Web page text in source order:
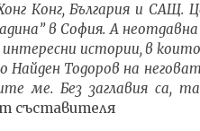
Конг, България и
в София. А
интересни истории, в
Тодоров на
ме. Без заглавия са,
съставителя